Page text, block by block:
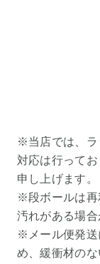
※当店では、ラ
対応は行って
申し上げます。
※段ボールは再
汚れがある場合
※メール便発送
め、緩衝材の